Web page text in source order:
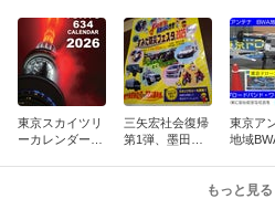
東京スカイツリ
ーカレンダー10
三矢宏社会復帰
第1弾、墨田区
東京ア
地域
ド・ワ
もっと見る